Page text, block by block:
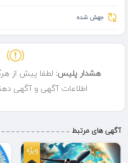
جهش شده
هشدار پلیس: لطفا پیش از
اطلاعات آگهی و آگهی
آگهی های مرتبط
ویژه